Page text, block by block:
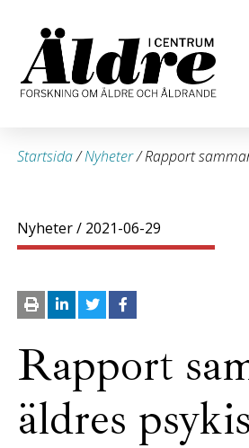
Startsida/Nyheter/Rapport
Nyheter/ 2021-06-29
Rapport
äldres